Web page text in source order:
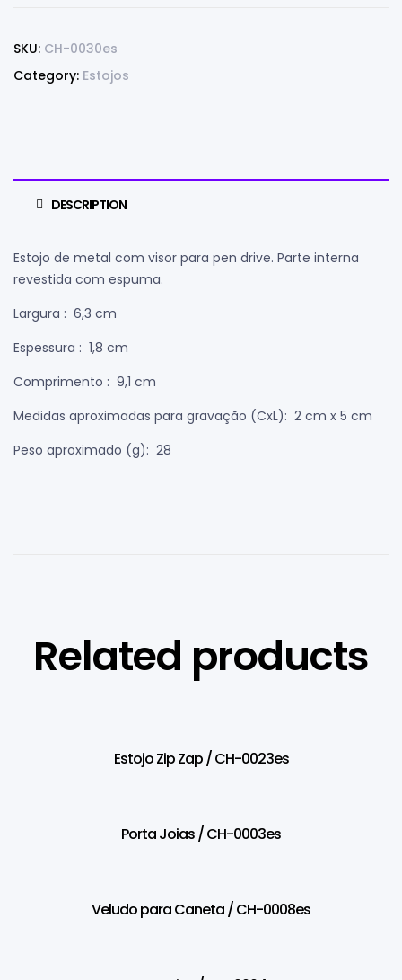
SKU: CH-0030es
Category: Estojos
DESCRIPTION
Estojo de metal com visor para pen drive. Parte interna
revestida com espuma.
Largura : 6,3 cm
Espessura : 1,8 cm
Comprimento : 9,1 cm
Medidas aproximadas para gravação (CxL): 2 cm x 5 cm
Peso aproximado (g): 28
Related products
Estojo Zip Zap / CH-0023es
Porta Joias / CH-0003es
Veludo para Caneta / CH-0008es